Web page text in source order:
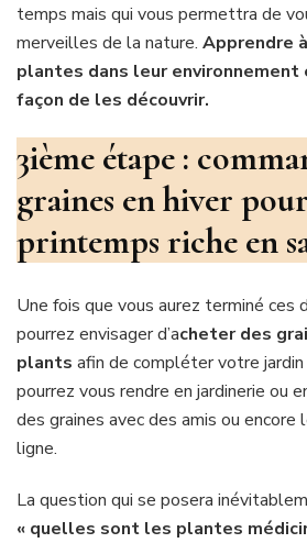
temps mais qui vous permettra de
merveilles de la nature. Apprendre
plantes dans leur environnement
façon de les découvrir.
3ième étape :
graines en hiver
printemps riche en
Une fois que vous aurez terminé ces
pourrez envisager d’acheter des
plants afin de compléter votre jardin
pourrez vous rendre en jardinerie ou
des graines avec des amis ou encore
ligne.
La question qui se posera
« quelles sont les plantes